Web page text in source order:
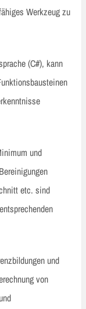
Werkzeug zu
(C#), kann
und
etc. sind
und
von